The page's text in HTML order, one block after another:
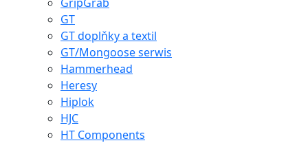
GT
GT doplňky a textil
GT/Mongoose serwis
Hammerhead
Heresy
Hiplok
HJC
HT Components